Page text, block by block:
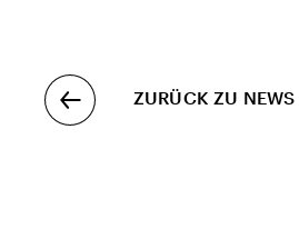
ZURÜCK ZU NEWS